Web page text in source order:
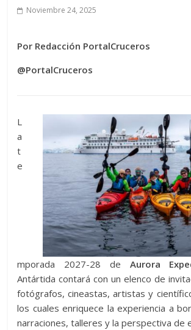
Noviembre 24, 2025
Por Redacción PortalCruceros
@PortalCruceros
L
a
t
e
mporada 2027-28 de Aurora
Antártida contará con un elenco de
fotógrafos, cineastas, artistas y
los cuales enriquece la experiencia a
narraciones, talleres y la perspectiva de